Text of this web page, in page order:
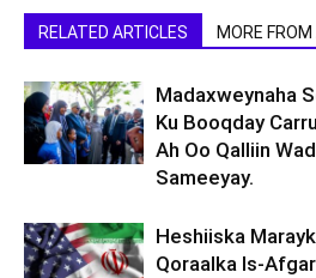
RELATED ARTICLES MORE
Madaxweynaha
Ku Booqday
Ah Oo Qalliin
Sameeyay.
Heshiiska
Qoraalka Is-